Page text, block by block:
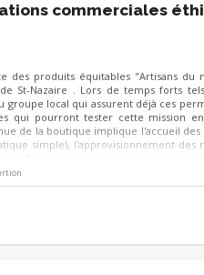
commerciales
des produits équitables "Artisans du
St-Nazaire . Lors de temps forts
groupe local qui assurent déjà ces
qui pourront tester cette mission
de la boutique implique l'accueil des
simple), l'approvisionnement des
de la vitrine si vous le souhaitez en